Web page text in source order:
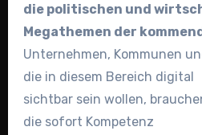
die politischen und
Megathemen der
Unternehmen, Kommunen
die in diesem Bereich digital
sichtbar sein wollen,
die sofort Kompetenz